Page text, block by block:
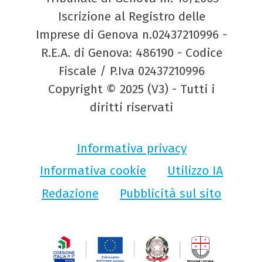
Iscrizione al Registro delle
Imprese di Genova n.02437210996 -
R.E.A. di Genova: 486190 - Codice
Fiscale / P.Iva 02437210996
Copyright © 2025 (V3) - Tutti i
diritti riservati
Informativa privacy
Informativa cookie
Utilizzo IA
Redazione
Pubblicità sul sito